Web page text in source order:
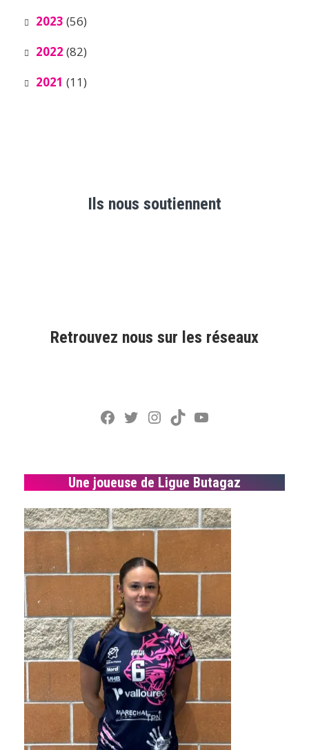
2023 (56)
2022 (82)
2021 (11)
Ils nous soutiennent
Retrouvez nous sur les réseaux
Facebook
Twitter
Instagram
TikTokYouTube
Une joueuse de Ligue Butagaz